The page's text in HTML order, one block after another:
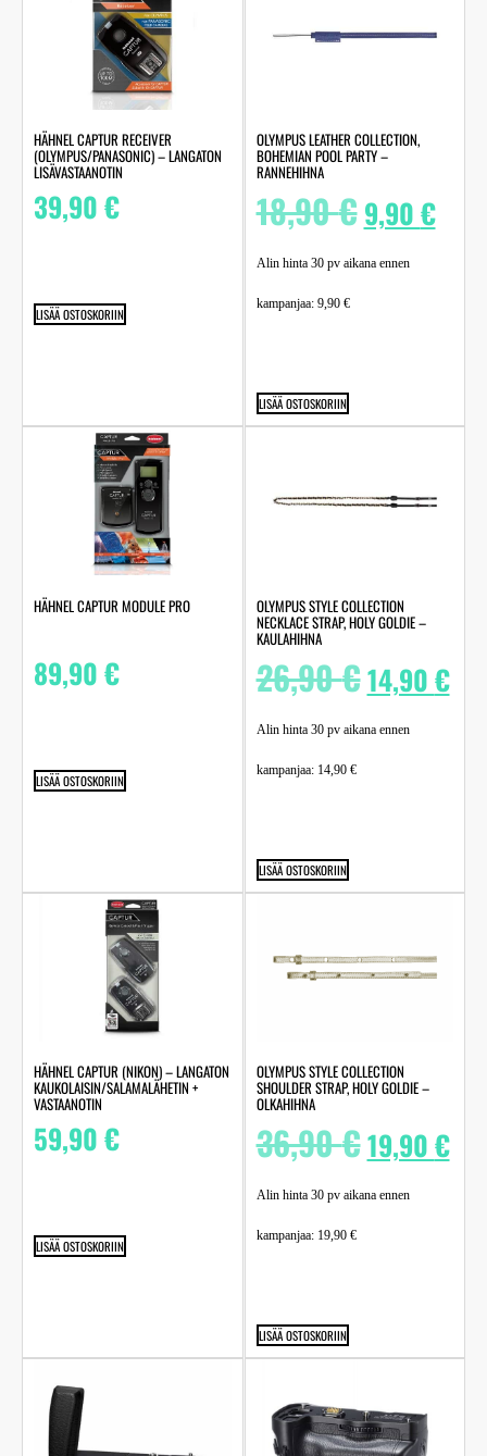
HÄHNEL CAPTUR RECEIVER
(OLYMPUS/PANASONIC) – LANGATON
LISÄVASTAANOTIN
39,90€
LISÄÄ OSTOSKORIIN
OLYMPUS LEATHER COLLECTION,
BOHEMIAN POOL PARTY –
RANNEHIHNA
18,90€ 9,90€
Alin hinta 30 pv aikana ennen
kampanjaa: 9,90 €
LISÄÄ OSTOSKORIIN
HÄHNEL CAPTUR MODULE PRO
89,90€
LISÄÄ OSTOSKORIIN
OLYMPUS STYLE COLLECTION
NECKLACE STRAP, HOLY GOLDIE –
KAULAHIHNA
26,90€14,90€
Alin hinta 30 pv aikana ennen
kampanjaa: 14,90 €
LISÄÄ OSTOSKORIIN
HÄHNEL CAPTUR (NIKON) – LANGATON
KAUKOLAISIN/SALAMALÄHETIN +
VASTAANOTIN
59,90€
LISÄÄ OSTOSKORIIN
OLYMPUS STYLE COLLECTION
SHOULDER STRAP, HOLY GOLDIE –
OLKAHIHNA
36,90€19,90€
Alin hinta 30 pv aikana ennen
kampanjaa: 19,90 €
LISÄÄ OSTOSKORIIN